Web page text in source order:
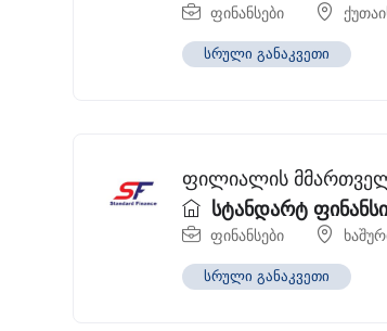
ფინანსები
სრული განაკვეთი
ფილიალის
სტანდარტ ფინანსი
ფინანსები
სრული განაკვეთი